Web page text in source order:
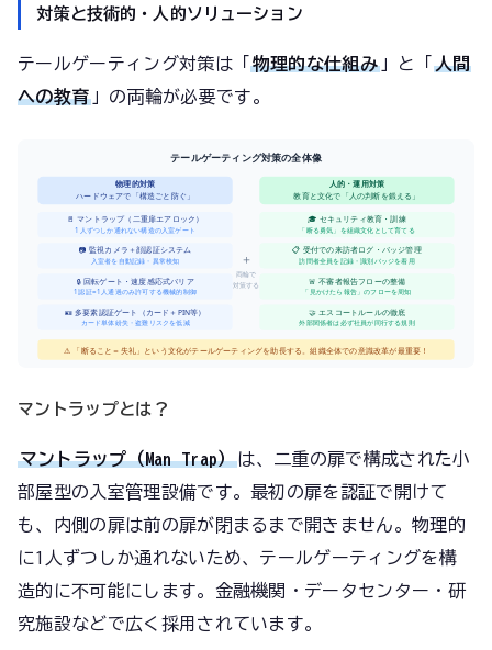
対策と技術的・人的ソリューション
テールゲーティング対策は「物理的な仕組み」と「 人間
への教育」の両輪が必要です。
テールゲーティング対策の全体像
物理的対策
ハードウェアで「構造ごと防ぐ」
🚪 マントラップ（二重扉エアロック）
1人ずつしか通れない構造の入室ゲート
📷 監視カメラ＋顔認証システム
入室者を自動記録・異常検知
🔒 回転ゲート・速度感応式バリア
1認証=1人通過のみ許可する機械的制御
🪪 多要素認証ゲート（カード＋PIN等）
カード単体紛失・盗難リスクを低減
人的・運用対策
教育と文化で「人の判断を鍛える」
🎓 セキュリティ教育・訓練
「断る勇気」を組織文化として育てる
📋 受付での来訪者ログ・バッジ管理
訪問者全員を記録・識別バッジを着用
🚨 不審者報告フローの整備
「見かけたら報告」のフローを周知
🤝 エスコートルールの徹底
外部関係者は必ず社員が同行する規則
＋
両輪で
対策する
⚠️ 「断ること＝失礼」という文化がテールゲーティングを助長する。組織全体での意識改革が最重要！
マントラップとは？
マントラップ（Man Trap）は、二重の扉で構成された小
部屋型の入室管理設備です。最初の扉を認証で開けて
も、内側の扉は前の扉が閉まるまで開きません。物理的
に1人ずつしか通れないため、テールゲーティングを構
造的に不可能にします。金融機関・データセンター・研
究施設などで広く採用されています。